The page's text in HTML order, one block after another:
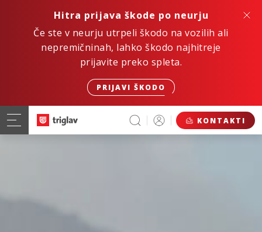
Hitra prijava škode po neurju
Če ste v neurju utrpeli škodo na vozilih ali
nepremičninah, lahko škodo najhitreje
prijavite preko spleta.
PRIJAVI ŠKODO
KONTAKTI